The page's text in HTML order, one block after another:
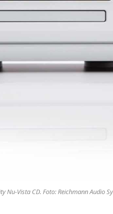
Nu-Vista CD. Foto: Reichmann Audio